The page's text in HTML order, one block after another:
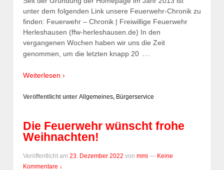
unter dem folgenden Link unsere Feuerwehr-Chronik zu
finden: Feuerwehr – Chronik | Freiwillige Feuerwehr
Herleshausen (ffw-herleshausen.de) In den
vergangenen Wochen haben wir uns die Zeit
genommen, um die letzten knapp 20 …
Weiterlesen ›
Veröffentlicht unter Allgemeines, Bürgerservice
Die Feuerwehr wünscht frohe
Weihnachten!
Veröffentlicht am 23. Dezember 2022 von mmi — Keine
Kommentare ↓